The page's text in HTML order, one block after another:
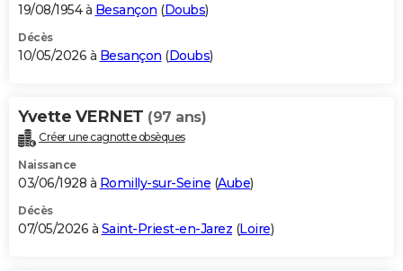
19/08/1954 à Besançon (Doubs)
Décès
10/05/2026 à Besançon (Doubs)
Yvette VERNET (97 ans)
Créer une cagnotte obsèques
Naissance
03/06/1928 à Romilly-sur-Seine (Aube)
Décès
07/05/2026 à Saint-Priest-en-Jarez (Loire)